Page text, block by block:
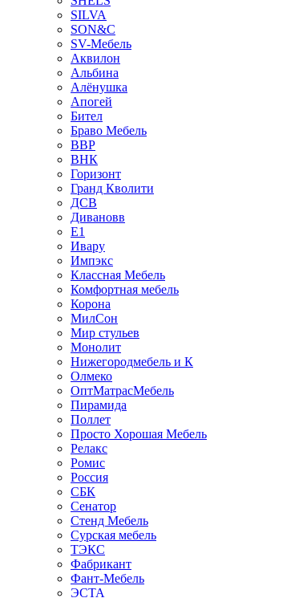
SILVA
SON&C
SV-Мебель
Аквилон
Альбина
Алёнушка
Апогей
Бител
Браво Мебель
ВВР
ВНК
Горизонт
Гранд Кволити
ДСВ
Дивановв
Е1
Ивару
Импэкс
Классная Мебель
Комфортная мебель
Корона
МилСон
Мир стульев
Монолит
Нижегородмебель и К
Олмеко
ОптМатрасМебель
Пирамида
Поллет
Просто Хорошая Мебель
Релакс
Ромис
Россия
СБК
Сенатор
Стенд Мебель
Сурская мебель
ТЭКС
Фабрикант
Фант-Мебель
ЭСТА